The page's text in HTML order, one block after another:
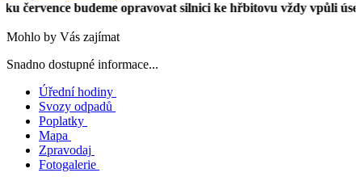
budeme opravovat silnici ke hřbitovu vždy vpůli
Mohlo by Vás zajímat
Snadno dostupné informace...
Úřední hodiny
Svozy odpadů
Poplatky
Mapa
Zpravodaj
Fotogalerie